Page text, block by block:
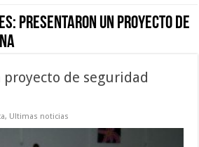
Presentaron un proyecto de
de seguridad
, Ultimas noticias